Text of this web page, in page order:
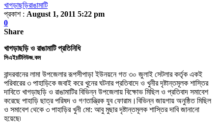
খাগড়াছড়িরাঙামাটি
প্রকাশ : August 1, 2011 5:22 pm
0
Share
খাগড়াছড়ি ও রাঙামাটি প্রতিনিধি
সিএইচটিনিউজ.কম
বান্দরবানের লামা উপজেলার রূপসীপাড়া ইউনয়নে গত ৩০ জুলাই সেটলার কর্তৃক একই
পরিবারের ৩ পাহাড়িকে জবাই করে খুনের ঘটনার প্রতিবাদে ও খুনীর দৃষ্টান্তমূলক শাস্তির
দাবিতে খাগড়াছড়ি ও রাঙামাটির বিভিন্ন উপজেলায় বিক্ষোভ মিছিল ও প্রতিবাদ সমাবেশ
করেছে পাহাড়ি ছাত্র পরিষদ ও গণতান্ত্রিক যুব ফোরাম।বিভিন্ন জায়গায় অনুষ্ঠিতমিছিল
ও সমাবেশ থেকে ৩ পাহাড়ির খুনী মো: আবু মুছার দৃষ্টান্তমূলক শাস্তির দাবি জানানো
হয়েছে৷